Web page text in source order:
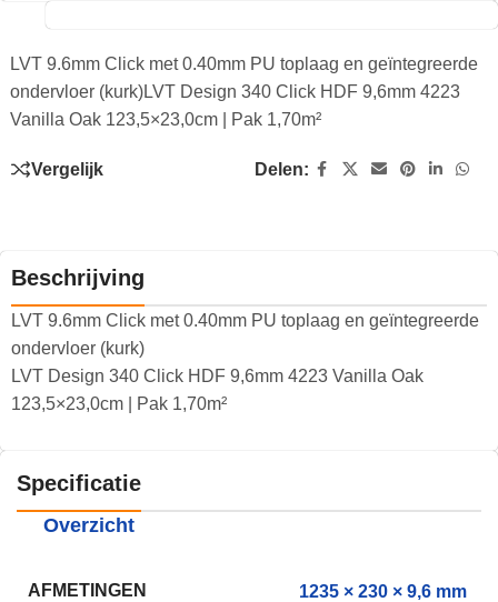
LVT 9.6mm Click met 0.40mm PU toplaag en geïntegreerde
ondervloer (kurk)LVT Design 340 Click HDF 9,6mm 4223
Vanilla Oak 123,5×23,0cm | Pak 1,70m²
Vergelijk Delen:
Beschrijving
LVT 9.6mm Click met 0.40mm PU toplaag en geïntegreerde
ondervloer (kurk)
LVT Design 340 Click HDF 9,6mm 4223 Vanilla Oak
123,5×23,0cm | Pak 1,70m²
Specificatie
Overzicht
AFMETINGEN 1235 × 230 × 9,6 mm